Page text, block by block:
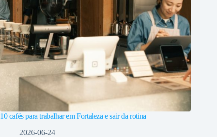
10 cafés para trabalhar em Fortaleza e sair da rotina
2026-06-24